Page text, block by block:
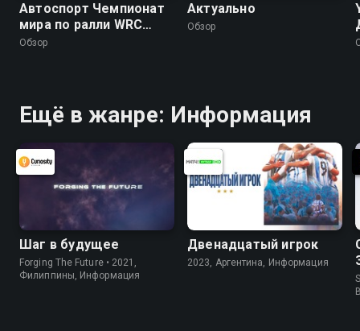
Автоспорт Чемпионат
мира по ралли WRC
2026. 10 этап. Ралли
Обзор
Актуально
Обзор
Ещё в жанре: Информация
Шаг в будущее
Forging The Future • 2021,
Филиппины, Информация
Двенадцатый игрок
2023, Аргентина, Информация